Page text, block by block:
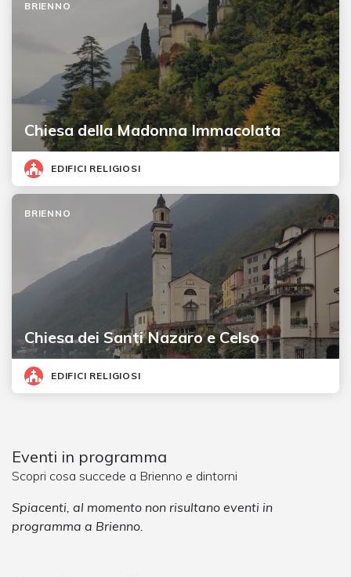
Chiesa della Madonna Immacolata
BRIENNO
EDIFICI RELIGIOSI
Chiesa dei Santi Nazaro e Celso
BRIENNO
EDIFICI RELIGIOSI
Eventi in programma
Scopri cosa succede a Brienno e dintorni
Spiacenti, al momento non risultano eventi in
programma a Brienno.